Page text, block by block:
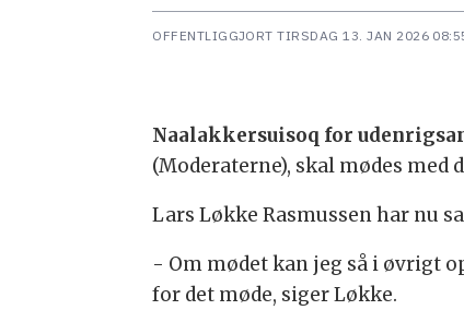
OFFENTLIGGJORT TIRSDAG 13. JAN 2026
Naalakkersuisoq for
(Moderaterne), skal mødes
Lars Løkke Rasmussen har nu
- Om mødet kan jeg så i øvrigt
for det møde, siger Løkke.